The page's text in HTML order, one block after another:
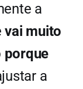
a
vai muito
porque
a